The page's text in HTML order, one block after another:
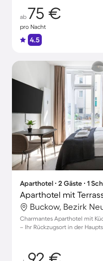
ab 75 €
pro Nacht
4.5
Aparthotel ∙ 2 Gäste ∙ 1
Aparthotel mit
Buckow, Bezirk
Charmantes Aparthotel mit
– Ihr Rückzugsort in der